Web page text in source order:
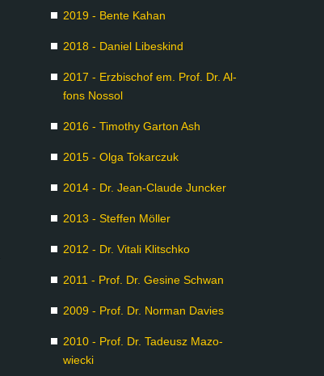
2019 - Ben­te Ka­han
2018 - Da­ni­el Li­bes­kind
2017 - Erz­bi­schof em. Prof. Dr. Al­
fons Nos­s­ol
2016 - Ti­mo­thy Gar­ton Ash
2015 - Ol­ga To­k­arc­zuk
2014 - Dr. Jean-Clau­de Juncker
2013 - Stef­fen Möl­ler
2012 - Dr. Vi­ta­li Klitsch­ko
2011 - Prof. Dr. Ge­si­ne Schwan
2009 - Prof. Dr. Nor­man Da­vies
2010 - Prof. Dr. Ta­de­usz Ma­zo­
wiecki